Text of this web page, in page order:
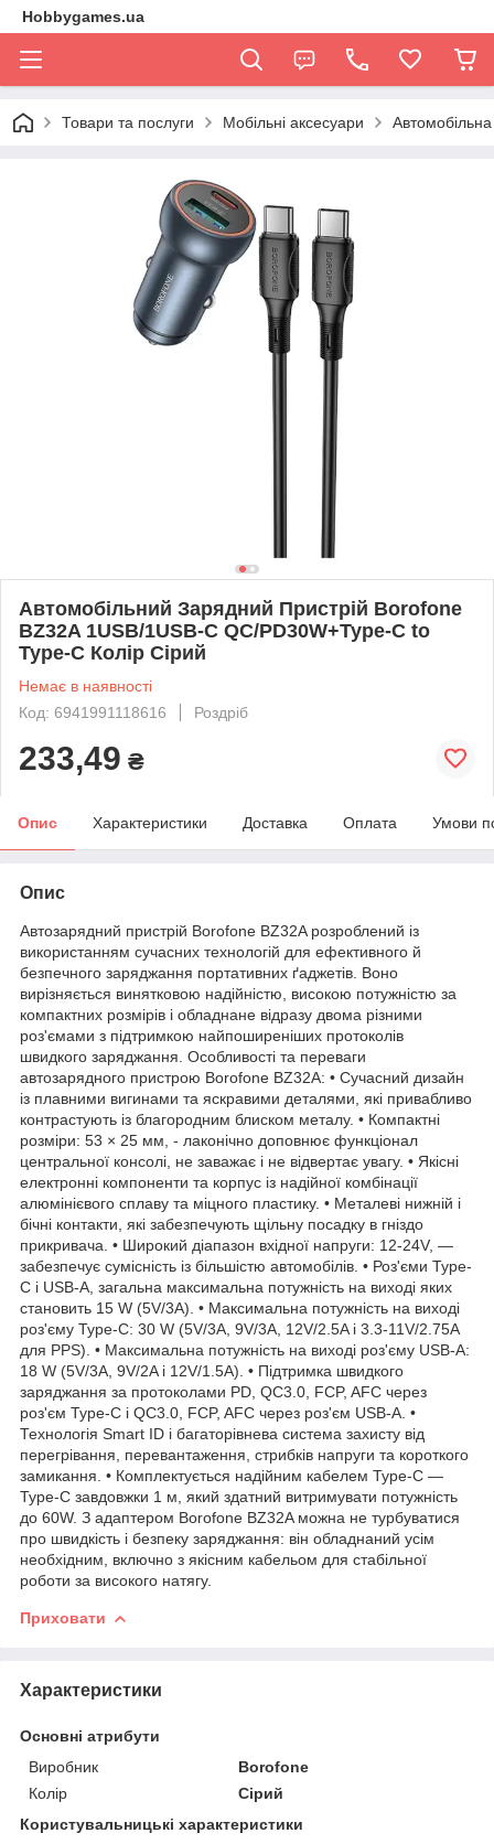
Hobbygames.ua
Товари та послуги Мобільні аксесуари
Автомобільний Зарядний Пристрій Borofone
BZ32A 1USB/1USB-C QC/PD30W+Type-C to
Type-C Колір Сiрий
Немає в наявності
Код: 6941991118616
Роздріб
233,49 ₴
Опис Характеристики Доставка Оплата Умови
Опис
Автозарядний пристрій Borofone BZ32A розроблений із
використанням сучасних технологій для ефективного й
безпечного заряджання портативних ґаджетів. Воно
вирізняється винятковою надійністю, високою потужністю за
компактних розмірів і обладнане відразу двома різними
роз'ємами з підтримкою найпоширеніших протоколів
швидкого заряджання. Особливості та переваги
автозарядного пристрою Borofone BZ32A: • Сучасний дизайн
із плавними вигинами та яскравими деталями, які привабливо
контрастують із благородним блиском металу. • Компактні
розміри: 53 × 25 мм, - лаконічно доповнює функціонал
центральної консолі, не заважає і не відвертає увагу. • Якісні
електронні компоненти та корпус із надійної комбінації
алюмінієвого сплаву та міцного пластику. • Металеві нижній і
бічні контакти, які забезпечують щільну посадку в гніздо
прикривача. • Широкий діапазон вхідної напруги: 12-24V, —
забезпечує сумісність із більшістю автомобілів. • Роз'єми Type-
C і USB-A, загальна максимальна потужність на виході яких
становить 15 W (5V/3A). • Максимальна потужність на виході
роз'єму Type-C: 30 W (5V/3A, 9V/3A, 12V/2.5A і 3.3-11V/2.75A
для PPS). • Максимальна потужність на виході роз'єму USB-A:
18 W (5V/3A, 9V/2A і 12V/1.5A). • Підтримка швидкого
заряджання за протоколами PD, QC3.0, FCP, AFC через
роз'єм Type-C і QC3.0, FCP, AFC через роз'єм USB-A. •
Технологія Smart ID і багаторівнева система захисту від
перегрівання, перевантаження, стрибків напруги та короткого
замикання. • Комплектується надійним кабелем Type-C —
Type-C завдовжки 1 м, який здатний витримувати потужність
до 60W. З адаптером Borofone BZ32A можна не турбуватися
про швидкість і безпеку заряджання: він обладнаний усім
необхідним, включно з якісним кабельом для стабільної
роботи за високого натягу.
Приховати
Характеристики
Основні атрибути
Виробник
Borofone
Колір
Сірий
Користувальницькі характеристики